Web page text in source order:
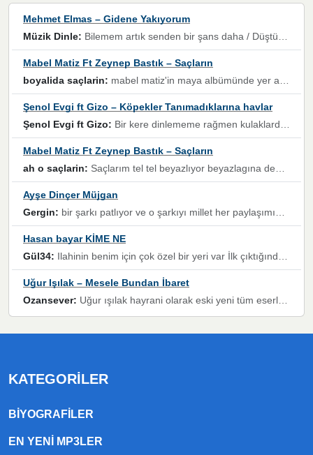
Mehmet Elmas – Gidene Yakıyorum
Müzik Dinle: Bilemem artık senden bir şans daha / Düştüğün zaman ben olmayacağım yanında” dizeleri, artık geçmişin tekrarına izin verilmeyeceğini, kişisel sınırların çizildiğini gösteriyor.
Mabel Matiz Ft Zeynep Bastık – Saçların
boyalida saçlarin: mabel matiz'in maya albümünde yer alan güzellerden. parça da şarkı hani! müzikal altyapısına vurulduğum, sözlerinde kaybolduğum bir parça olmuş.
Şenol Evgi ft Gizo – Köpekler Tanımadıklarına havlar
Şenol Evgi ft Gizo: Bir kere dinlememe rağmen kulaklardan gitmiyor sen sen sen sen kurban ol sen sen sen sen hayran ol yükses ses müzik dinleme sebebisiniz canlar bomba gibi patladınız maşallah
Mabel Matiz Ft Zeynep Bastık – Saçların
ah o saçlarin: Saçlarım tel tel beyazlıyor beyazlagına degil yanımda sen yoksun ona üzülüyorum günler bir bir geçiyor geçen günlere değil sensiz geçen günlere darılıyorum,Dinledikce asla kavusamayacagim ama asla unutamicagim sevdiğim adam için yanar içim
Ayşe Dinçer Müjgan
Gergin: bir şarkı patlıyor ve o şarkıyı millet her paylaşımın altına koyuyor ve öyle bir durum hal alıyor ki şarkıyı dinlemeden şarkıdan bikıyorsun Ama bu enteresan bir şekilde dillere dolanıyor millet olarak seviyoruz dertlerle boğuşurken bir yandan da göbek atmayi))) diyeceklerim bu kadar güzel hoş bir sayfa emeğinize sağlık arkadaşlar kolay gelsin
Hasan bayar KİME NE
Gül34: Ilahinin benim için çok özel bir yeri var İlk çıktığında komşum ne kadar yüksek sesle dinliyorsa orada duymuştum ve YouTube'dan aratıp Bu ilahiyi bulmuştum ve sonra müdavimi oldum günlük Ben de 3-5 kere dinleyip ezberleyip artık ilahiye bende eşlik ediyorum yüksek sesle Allah razı olsun hizmet nimettir Rabbim sizin zahmetlerinize de hayırlı nimetler versin Selam ve dua ile Allah'a emanet olun
Uğur Işılak – Mesele Bundan İbaret
Ozansever: Uğur ışılak hayrani olarak eski yeni tüm eserlerini keyifle huzurla dinleyenlerden birisiyim, emeğine saygı duyan gönül veren bunu en güzel şekilde sevenlerine ulaştıran siz değerli sayfa yöneticilerine de teşekkür ederim
KATEGORILER
BIYOGRAFILER
EN YENI MP3LER